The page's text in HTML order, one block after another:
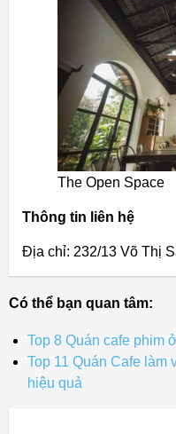
The Open Space
Thông tin liên hệ
Địa chỉ: 232/13 Võ Thị
Có thể bạn quan tâm:
Top 8 Quán cafe phim
Top 11 Quán Cafe làm
hiệu quả